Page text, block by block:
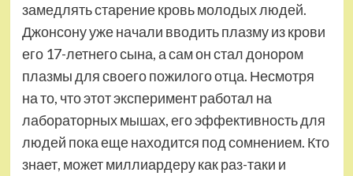
замедлять старение кровь молодых людей.
Джонсону уже начали вводить плазму из крови
его 17-летнего сына, а сам он стал донором
плазмы для своего пожилого отца. Несмотря
на то, что этот эксперимент работал на
лабораторных мышах, его эффективность для
людей пока еще находится под сомнением. Кто
знает, может миллиардеру как раз-таки и